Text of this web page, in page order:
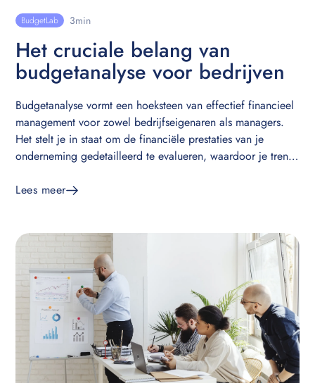
BudgetLab 3min
Het cruciale belang van
budgetanalyse voor bedrijven
Budgetanalyse vormt een hoeksteen van effectief financieel
management voor zowel bedrijfseigenaren als managers.
Het stelt je in staat om de financiële prestaties van je
onderneming gedetailleerd te evalueren, waardoor je trends
nemen. In deze blog duiken we dieper in op de waarde
Lees meer